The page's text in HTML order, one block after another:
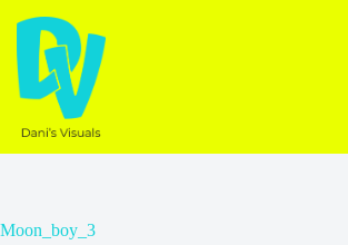
naar
inhoud
Moon_boy_3